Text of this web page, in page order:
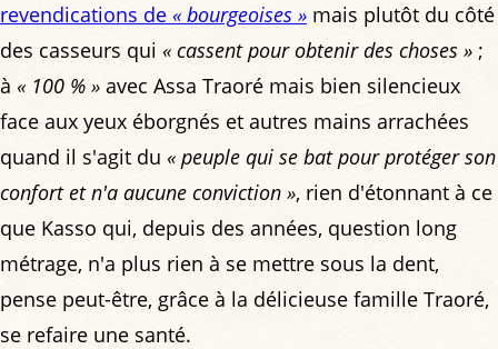
revendications de « bourgeoises » mais plutôt du côté
des casseurs qui « cassent pour obtenir des choses » ;
à « 100 % » avec Assa Traoré mais bien silencieux
face aux yeux éborgnés et autres mains arrachées
quand il s'agit du « peuple qui se bat pour protéger son
confort et n'a aucune conviction », rien d'étonnant à ce
que Kasso qui, depuis des années, question long
métrage, n'a plus rien à se mettre sous la dent,
pense peut-être, grâce à la délicieuse famille Traoré,
se refaire une santé.